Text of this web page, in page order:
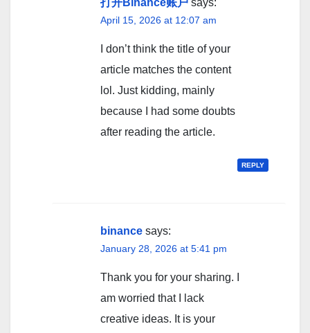
打开Binance账户 says:
April 15, 2026 at 12:07 am
I don’t think the title of your
article matches the content
lol. Just kidding, mainly
because I had some doubts
after reading the article.
REPLY
binance says:
January 28, 2026 at 5:41 pm
Thank you for your sharing. I
am worried that I lack
creative ideas. It is your